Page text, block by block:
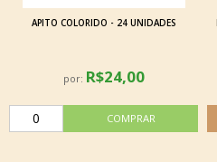
APITO COLORIDO - 24 UNIDADES
por: R$24,00